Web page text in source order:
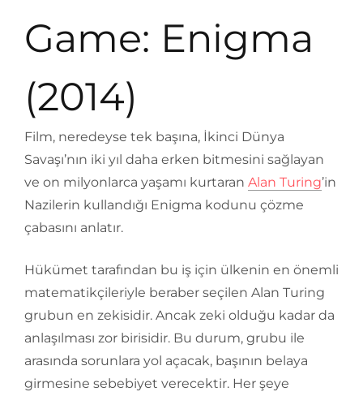
Game: Enigma
(2014)
Film, neredeyse tek başına, İkinci Dünya
Savaşı’nın iki yıl daha erken bitmesini sağlayan
ve on milyonlarca yaşamı kurtaran Alan Turing’in
Nazilerin kullandığı Enigma kodunu çözme
çabasını anlatır.
Hükümet tarafından bu iş için ülkenin en önemli
matematikçileriyle beraber seçilen Alan Turing
grubun en zekisidir. Ancak zeki olduğu kadar da
anlaşılması zor birisidir. Bu durum, grubu ile
arasında sorunlara yol açacak, başının belaya
girmesine sebebiyet verecektir. Her şeye